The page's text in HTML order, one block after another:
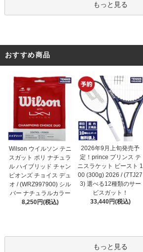
もっと見る
おすすめ商品
Wilson ウイルソン テニ
スガット ポリ ナチュラ
ル ハイブリッド チャン
ピオンズ チョイス デュ
オ / (WRZ997900) シル
バー ナチュラルカラー
8,250円(税込)
2026年9月上旬発売予
定！prince プリンス テ
ニスラケット ビースト 1
00 (300g) 2026 / (7TJ27
3) 選べる12種類のサー
ビスガット！
33,440円(税込)
もっと見る